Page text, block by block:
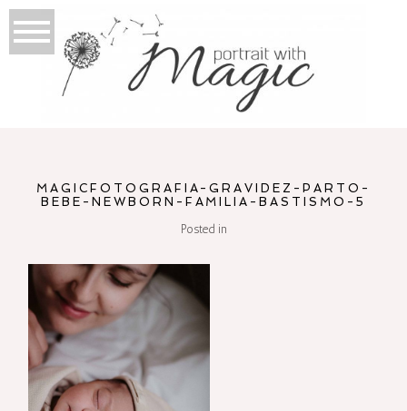
MAGICFOTOGRAFIA-GRAVIDEZ-PARTO-
BEBE-NEWBORN-FAMILIA-BASTISMO-5
Posted in